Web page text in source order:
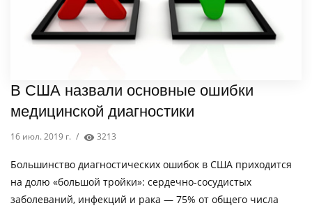
В США назвали основные ошибки
медицинской диагностики
16 июл. 2019 г. / 3213
Большинство диагностических ошибок в США приходится
на долю «большой тройки»: сердечно-сосудистых
заболеваний, инфекций и рака — 75% от общего числа